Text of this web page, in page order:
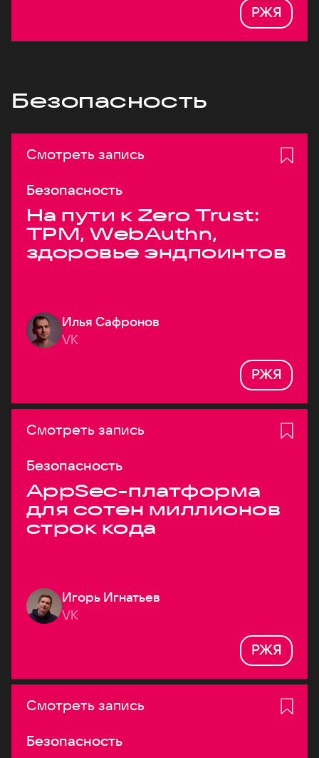
РЖЯ
Безопасность
Смотреть запись
Безопасность
На пути к Zero Trust:
TPM, WebAuthn,
здоровье эндпоинтов
Илья Сафронов
VK
РЖЯ
Смотреть запись
Безопасность
AppSec-платформа
для сотен миллионов
строк кода
Игорь Игнатьев
VK
РЖЯ
Смотреть запись
Безопасность